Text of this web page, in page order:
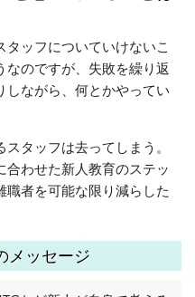
ッフについていけないこ
なのですが、失敗を繰り返
しながら、何とかやってい
タッフは去ってしまう。
合わせた新人教育のステッ
職者を可能な限り減らした
メッセージ